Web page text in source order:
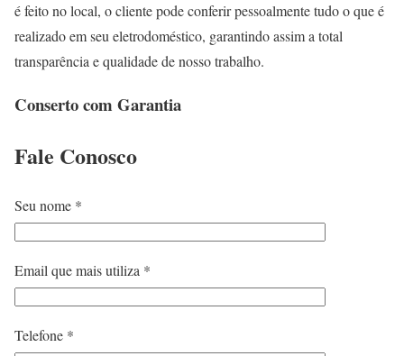
é feito no local, o cliente pode conferir pessoalmente tudo o que é
realizado em seu eletrodoméstico, garantindo assim a total
transparência e qualidade de nosso trabalho.
Conserto com Garantia
Fale Conosco
Seu nome *
Email que mais utiliza *
Telefone *